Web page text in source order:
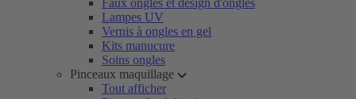
Faux ongles et design d'ongles
Lampes UV
Vernis à ongles en gel
Kits manucure
Soins ongles
Pinceaux maquillage
Tout afficher